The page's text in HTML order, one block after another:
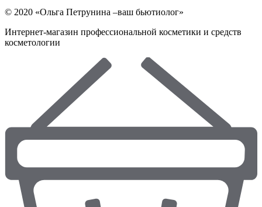
© 2020 «Ольга Петрунина –ваш бьютиолог»
Интернет-магазин профессиональной косметики и средств
косметологии